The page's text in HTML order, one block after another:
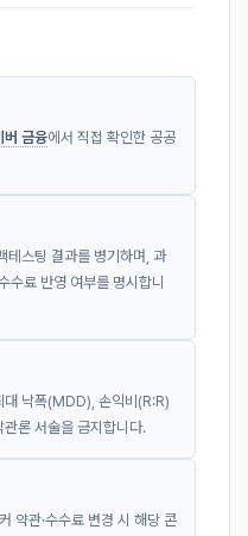
버 금융에서 직접 확인한 공공
테스팅 결과를 병기하며, 과
료 반영 여부를 명시합니
대 낙폭(MDD), 손익비(R:R)
론 서술을 금지합니다.
약관·수수료 변경 시 해당 콘